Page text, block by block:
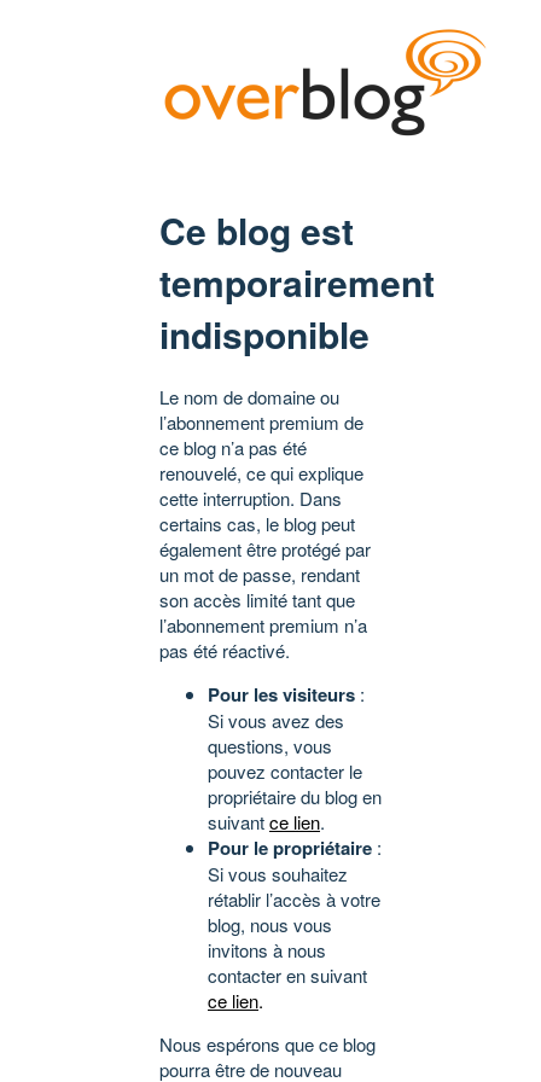
Ce blog est
temporairement
indisponible
Le nom de domaine ou
l’abonnement premium de
ce blog n’a pas été
renouvelé, ce qui explique
cette interruption. Dans
certains cas, le blog peut
également être protégé par
un mot de passe, rendant
son accès limité tant que
l’abonnement premium n’a
pas été réactivé.
Pour les visiteurs :
Si vous avez des
questions, vous
pouvez contacter le
propriétaire du blog en
suivantce lien.
Pour le propriétaire :
Si vous souhaitez
rétablir l’accès à votre
blog, nous vous
invitons à nous
contacter en suivant
ce lien.
Nous espérons que ce blog
pourra être de nouveau